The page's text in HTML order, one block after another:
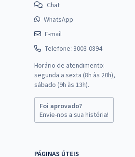
Chat
WhatsApp
E-mail
Telefone: 3003-0894
Horário de atendimento:
segunda a sexta (8h às 20h),
sábado (9h às 13h).
Foi aprovado?
Envie-nos a sua história!
PÁGINAS ÚTEIS